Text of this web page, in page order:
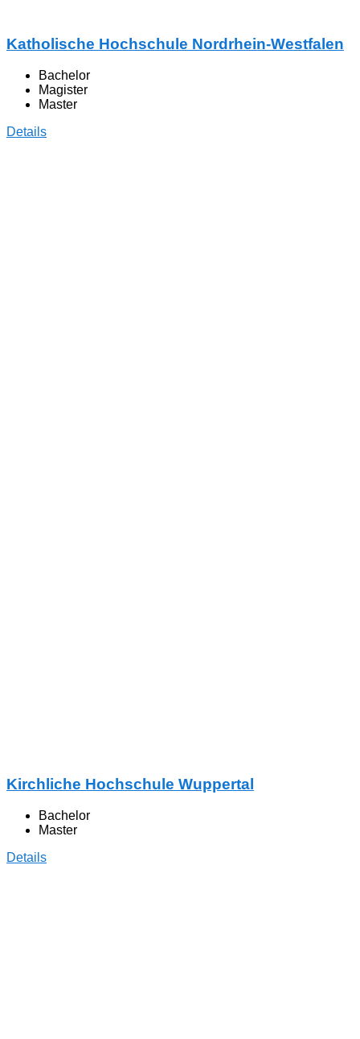
Katholische Hochschule Nordrhein-Westfalen
Bachelor
Magister
Master
Details
Kirchliche Hochschule Wuppertal
Bachelor
Master
Details